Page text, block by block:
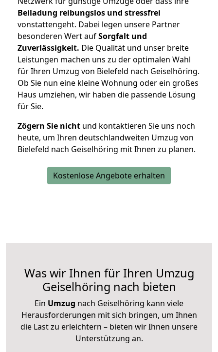
Beiladung reibungslos und stressfrei
vonstattengeht. Dabei legen unsere Partner
besonderen Wert aufSorgfalt und
Zuverlässigkeit. Die Qualität und unser breite
Leistungen machen uns zu der optimalen Wahl
für Ihren Umzug von Bielefeld nach Geiselhöring.
Ob Sie nun eine kleine Wohnung oder ein großes
Haus umziehen, wir haben die passende Lösung
für Sie.
Zögern Sie nicht und kontaktieren Sie uns noch
heute, um Ihren deutschlandweiten Umzug von
Bielefeld nach Geiselhöring mit Ihnen zu planen.
Kostenlose Angebote erhalten
Was wir Ihnen für Ihren Umzug
Geiselhöring nach bieten
Ein Umzug nach Geiselhöring kann viele
Herausforderungen mit sich bringen, um Ihnen
die Last zu erleichtern – bieten wir Ihnen unsere
Unterstützung an.